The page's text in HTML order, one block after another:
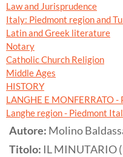
Law and Jurisprudence
Italy: Piedmont region and
Latin and Greek literature
Notary
Catholic Church Religion
Middle Ages
HISTORY
LANGHE E MONFERRATO
Langhe region - Piedmont
Autore: Molino
Titolo: IL MINUTARIO